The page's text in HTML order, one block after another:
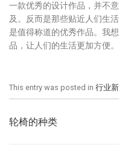
一款优秀的设计作品，并不
及。反而是那些贴近人们生
是值得称道的优秀作品。我
品，让人们的生活更加方便。
This entry was posted in 行业
轮椅的种类